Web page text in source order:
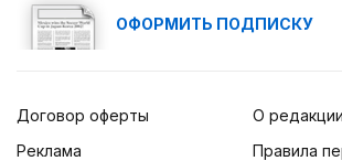
ОФОРМИТЬ ПОДПИСКУ
Договор оферты
Реклама
О редакции
Правила